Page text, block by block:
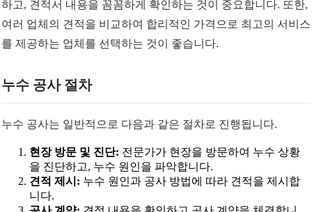
하고, 견적서 내용을 꼼꼼하게 확인하는 것이 중요합니다. 또한,
여러 업체의 견적을 비교하여 합리적인 가격으로 최고의 서비스
를 제공하는 업체를 선택하는 것이 좋습니다.
누수 공사 절차
누수 공사는 일반적으로 다음과 같은 절차로 진행됩니다.
현장 방문 및 진단: 전문가가 현장을 방문하여 누수 상황
을 진단하고, 누수 원인을 파악합니다.
견적 제시: 누수 원인과 공사 방법에 따라 견적을 제시합
니다.